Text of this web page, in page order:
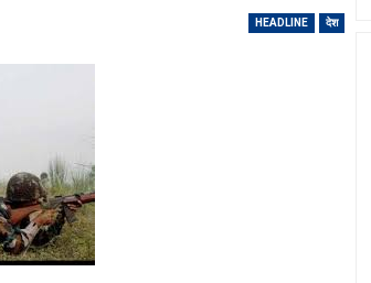
HEADLINE देश